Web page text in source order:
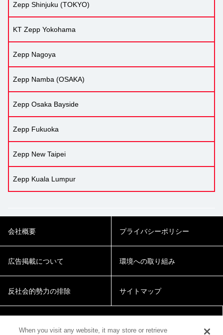
Zepp Shinjuku (TOKYO)
KT Zepp Yokohama
Zepp Nagoya
Zepp Namba (OSAKA)
Zepp Osaka Bayside
Zepp Fukuoka
Zepp New Taipei
Zepp Kuala Lumpur
会社概要 プライバシーポリシー
広告掲載について 環境への取り組み
反社会的勢力の排除 サイトマップ
When you visit any website, it may store or retrieve